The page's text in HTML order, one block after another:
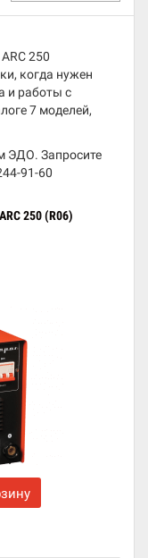
250
когда нужен
и работы с
7 моделей,
ЭДО. Запросите
91-60
250 (R06)